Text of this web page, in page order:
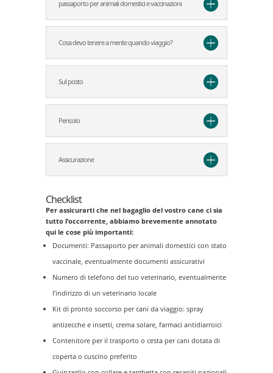
passaporto per animali domestici e vaccinazioni
Cosa devo tenere a mente quando viaggio?
Sul posto
Pericolo
Assicurazione
Checklist
Per assicurarti che nel bagaglio del vostro cane ci sia
tutto l’occorrente, abbiamo brevemente annotato
qui le cose più importanti:
Documenti: Passaporto per animali domestici con stato
vaccinale, eventualmente documenti assicurativi
Numero di telefono del tuo veterinario, eventualmente
l’indirizzo di un veterinario locale
Kit di pronto soccorso per cani da viaggio: spray
antizecche e insetti, crema solare, farmaci antidiarroici
Contenitore per il trasporto o cesta per cani dotata di
coperta o cuscino preferito